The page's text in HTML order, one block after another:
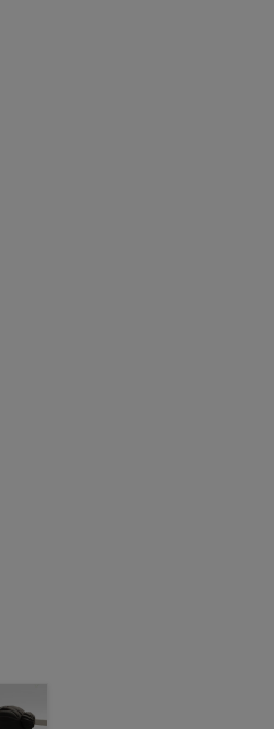
界领先的准确性和性能